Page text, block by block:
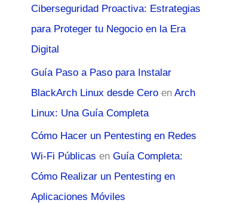
Ciberseguridad Proactiva: Estrategias
para Proteger tu Negocio en la Era
Digital
Guía Paso a Paso para Instalar
BlackArch Linux desde Cero en Arch
Linux: Una Guía Completa
Cómo Hacer un Pentesting en Redes
Wi-Fi Públicas en Guía Completa:
Cómo Realizar un Pentesting en
Aplicaciones Móviles